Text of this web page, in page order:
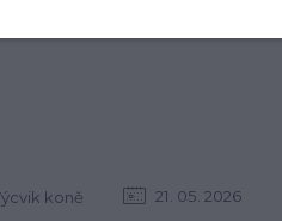
koně 21 05 2026